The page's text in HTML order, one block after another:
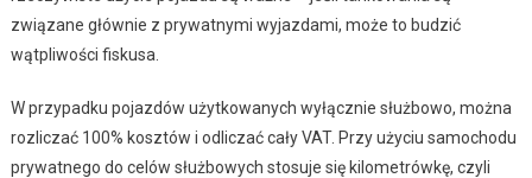
związane głównie z prywatnymi wyjazdami, może to budzić
wątpliwości fiskusa.
W przypadku pojazdów użytkowanych wyłącznie służbowo, można
rozliczać 100% kosztów i odliczać cały VAT. Przy użyciu samochodu
prywatnego do celów służbowych stosuje się kilometrówkę, czyli